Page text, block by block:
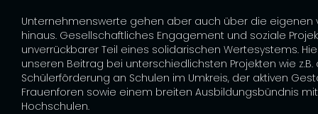
Unternehmenswerte gehen aber auch über die eigenen
hinaus. Gesellschaftliches Engagement und soziale
unverrückbarer Teil eines solidarischen Wertesystems.
unseren Beitrag bei unterschiedlichsten Projekten wie z.B.
Schülerförderung an Schulen im Umkreis, der aktiven
Frauenforen sowie einem breiten Ausbildungsbündnis
Hochschulen.